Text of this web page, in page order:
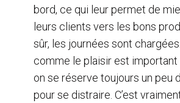
bord, ce qui leur permet de
leurs clients vers les bons
sûr, les journées sont
comme le plaisir est important
on se réserve toujours un peu
pour se distraire. C’est